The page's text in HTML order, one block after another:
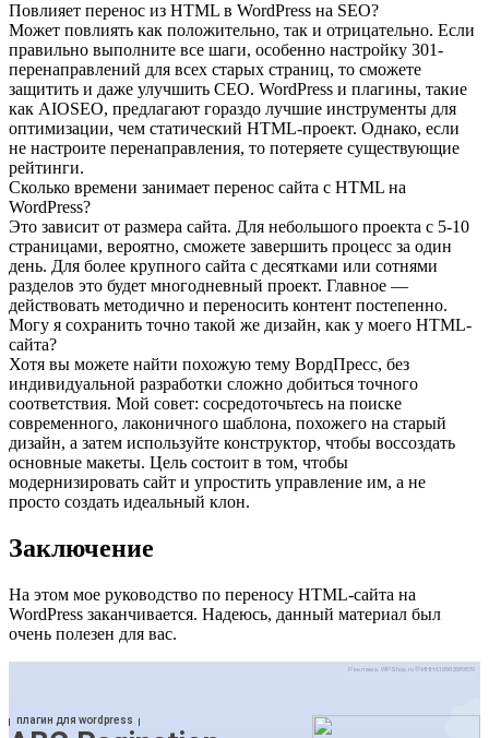
Повлияет перенос из HTML в WordPress на SEO?
Может повлиять как положительно, так и отрицательно. Если
правильно выполните все шаги, особенно настройку 301-
перенаправлений для всех старых страниц, то сможете
защитить и даже улучшить СЕО. WordPress и плагины, такие
как AIOSEO, предлагают гораздо лучшие инструменты для
оптимизации, чем статический HTML-проект. Однако, если
не настроите перенаправления, то потеряете существующие
рейтинги.
Сколько времени занимает перенос сайта с HTML на
WordPress?
Это зависит от размера сайта. Для небольшого проекта с 5-10
страницами, вероятно, сможете завершить процесс за один
день. Для более крупного сайта с десятками или сотнями
разделов это будет многодневный проект. Главное —
действовать методично и переносить контент постепенно.
Могу я сохранить точно такой же дизайн, как у моего HTML-
сайта?
Хотя вы можете найти похожую тему ВордПресс, без
индивидуальной разработки сложно добиться точного
соответствия. Мой совет: сосредоточьтесь на поиске
современного, лаконичного шаблона, похожего на старый
дизайн, а затем используйте конструктор, чтобы воссоздать
основные макеты. Цель состоит в том, чтобы
модернизировать сайт и упростить управление им, а не
просто создать идеальный клон.
Заключение
На этом мое руководство по переносу HTML-сайта на
WordPress заканчивается. Надеюсь, данный материал был
очень полезен для вас.